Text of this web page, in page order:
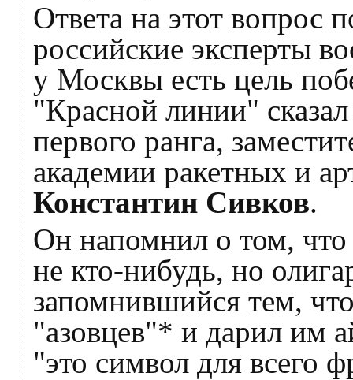
Ответа на этот вопрос
российские эксперты
у Москвы есть цель
"Красной линии"
первого ранга,
академии ракетных и
Константин Сивков.
Он напомнил о том, что
не кто-нибудь, но
запомнившийся тем,
"азовцев"* и дарил им
"это символ для всего